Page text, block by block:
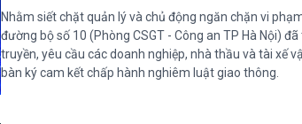
Nhằm siết chặt quản lý và chủ động ngăn chặn vi
đường bộ số 10 (Phòng CSGT - Công an TP Hà Nội)
truyền, yêu cầu các doanh nghiệp, nhà thầu và tài xế
bàn ký cam kết chấp hành nghiêm luật giao thông.